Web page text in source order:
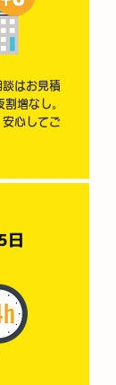
はお見積
増なし。
安心してご
日